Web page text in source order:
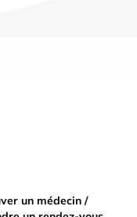
un médecin /